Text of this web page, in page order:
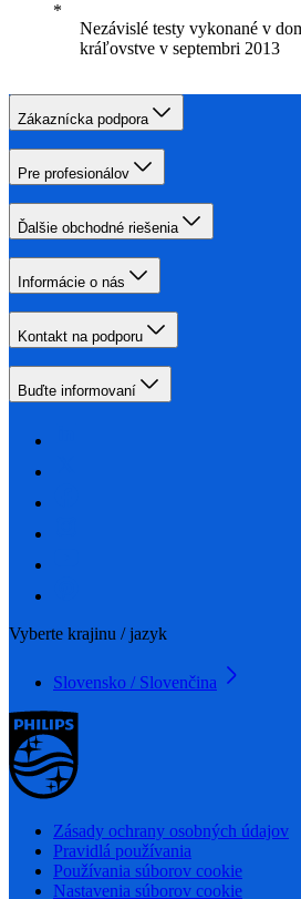
Nezávislé testy vykonané v
kráľovstve v septembri 2013
Zákaznícka podpora
Pre profesionálov
Ďalšie obchodné riešenia
Informácie o nás
Kontakt na podporu
Buďte informovaní
Vyberte krajinu / jazyk
Slovensko / Slovenčina
Zásady ochrany osobných údajov
Pravidlá používania
Používania súborov cookie
Nastavenia súborov cookie